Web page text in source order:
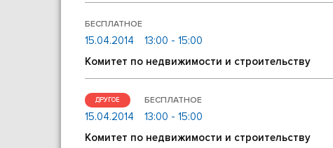
БЕСПЛАТНОЕ
15.04.2014
13:00 - 15:00
Комитет по недвижимости и строительству
ДРУГОЕ БЕСПЛАТНОЕ
15.04.2014
13:00 - 15:00
Комитет по недвижимости и строительству